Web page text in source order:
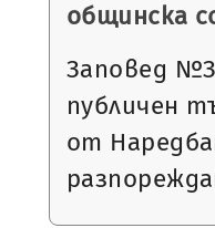
общинска
Заповед
публичен
от